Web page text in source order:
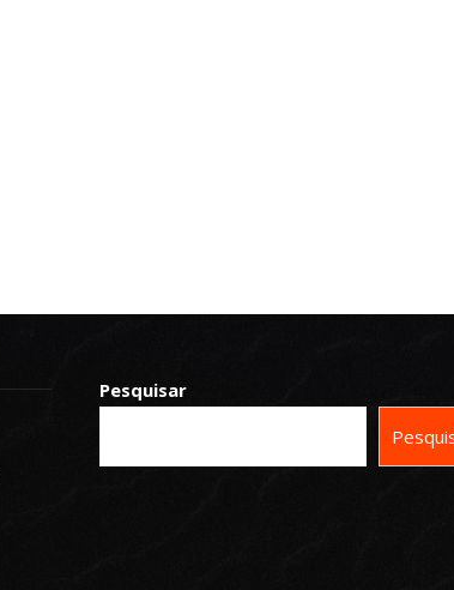
Pesquisar